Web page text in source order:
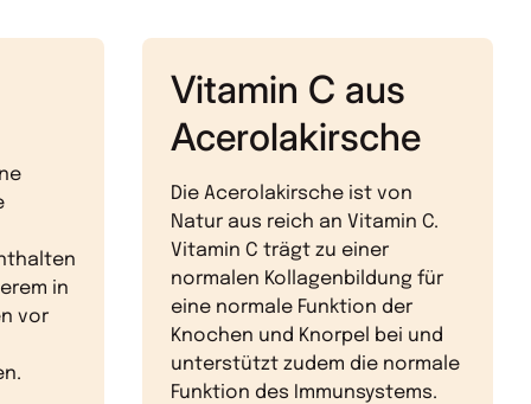
in
vor
Vitamin C aus
Acerolakirsche
Die Acerolakirsche ist von
Natur aus reich an Vitamin C.
Vitamin C trägt zu einer
normalen Kollagenbildung für
eine normale Funktion der
Knochen und Knorpel bei und
unterstützt zudem die normale
Funktion des Immunsystems.